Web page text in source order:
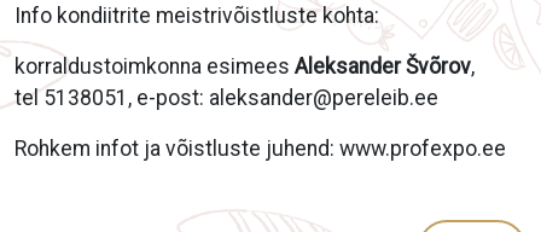
Info kondiitrite meistrivõistluste kohta:
korraldustoimkonna esimees Aleksander Švõrov,
tel 5138051, e-post: aleksander@pereleib.ee
Rohkem infot ja võistluste juhend: www.profexpo.ee